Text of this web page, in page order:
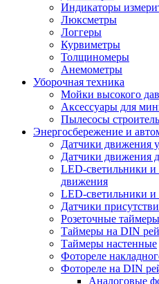
Индикаторы
Люксметры
Логгеры
Курвиметры
Толщиномеры
Анемометры
Уборочная техника
Мойки высокого
Аксессуары для
Пылесосы
Энергосбережение и
Датчики движения
Датчики движения
LED-светильники
движения
LED-светильники
Датчики
Розеточные таймеры
Таймеры на DIN
Таймеры настенные
Фотореле
Фотореле на DIN
Аналоговые